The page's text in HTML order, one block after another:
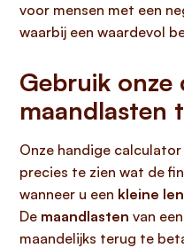
voor mensen met een
waarbij een waardevol
Gebruik
maandlasten
Onze handige
precies te zien wat de
wanneer u een kleine
De maandlasten van
maandelijks terug te